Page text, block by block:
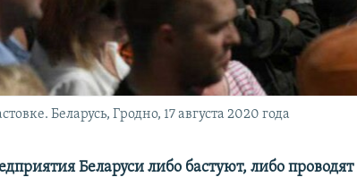
Беларусь, Гродно, 17 августа 2020 года
Беларуси либо бастуют, либо